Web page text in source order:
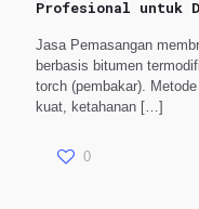
Profesional untuk
Jasa Pemasangan
berbasis bitumen
torch (pembakar).
kuat, ketahanan […]
0